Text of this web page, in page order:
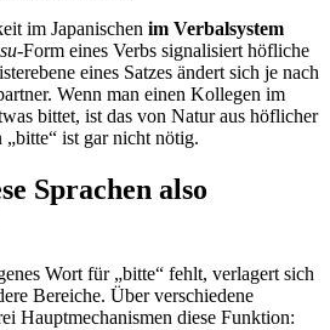
im Japanischen im Verbalsystem
-Form eines Verbs signalisiert höfliche
eines Satzes ändert sich je nach
Wenn man einen Kollegen im
bittet, ist das von Natur aus höflicher
ist gar nicht nötig.
Sprachen also
Wort für „bitte“ fehlt, verlagert sich
Bereiche. Über verschiedene
Hauptmechanismen diese Funktion: